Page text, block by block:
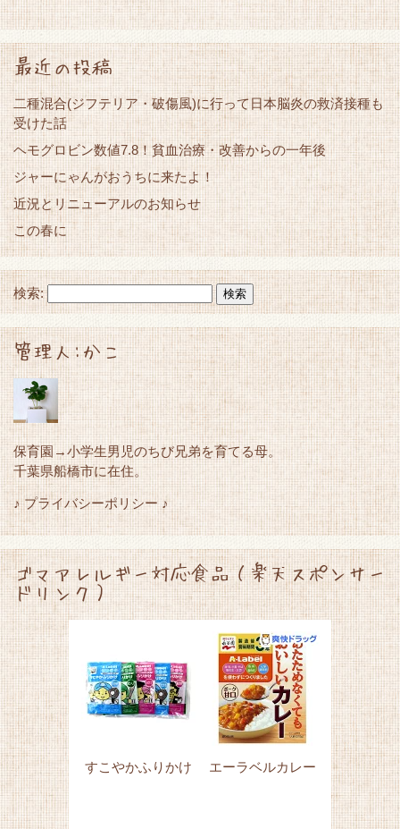
最近の投稿
二種混合(ジフテリア・破傷風)に行って日本脳炎の救済接種も
受けた話
ヘモグロビン数値7.8！貧血治療・改善からの一年後
ジャーにゃんがおうちに来たよ！
近況とリニューアルのお知らせ
この春に
検索:
管理人:かこ
保育園→小学生男児のちび兄弟を育てる母。
千葉県船橋市に在住。
♪ プライバシーポリシー ♪
ゴマアレルギー対応食品（楽天スポンサー
ドリンク）
すこやかふりかけ エーラベルカレー